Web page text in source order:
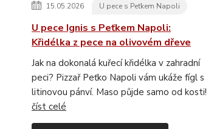
15.05.2026 U pece s Peťkem Napoli
U pece Ignis s Peťkem Napoli:
Křidélka z pece na olivovém dřeve
Jak na dokonalá kuřecí křidélka v zahradní
peci? Pizzař Peťko Napoli vám ukáže fígl s
litinovou pánví. Maso půjde samo od kosti!
číst celé